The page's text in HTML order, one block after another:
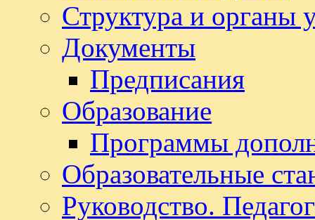
Структура и органы
Документы
Предписания
Образование
Программы
Образовательные
Руководство.